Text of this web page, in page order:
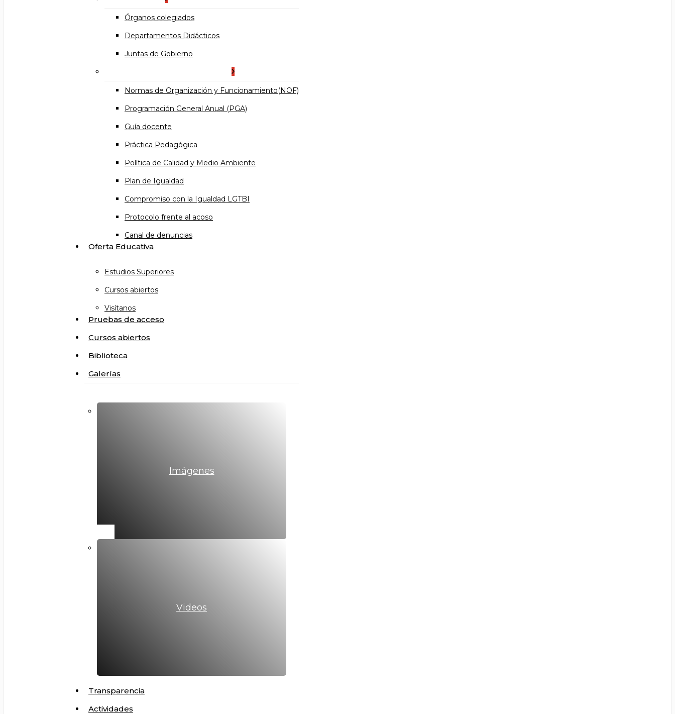
Órganos colegiados
Departamentos Didácticos
Juntas de Gobierno
Normas de Organización y Funcionamiento(NOF)
Programación General Anual (PGA)
Guía docente
Práctica Pedagógica
Política de Calidad y Medio Ambiente
Plan de Igualdad
Compromiso con la Igualdad LGTBI
Protocolo frente al acoso
Canal de denuncias
Oferta Educativa
Estudios Superiores
Cursos abiertos
Visítanos
Pruebas de acceso
Cursos abiertos
Biblioteca
Galerías
Imágenes
Videos
Transparencia
Actividades